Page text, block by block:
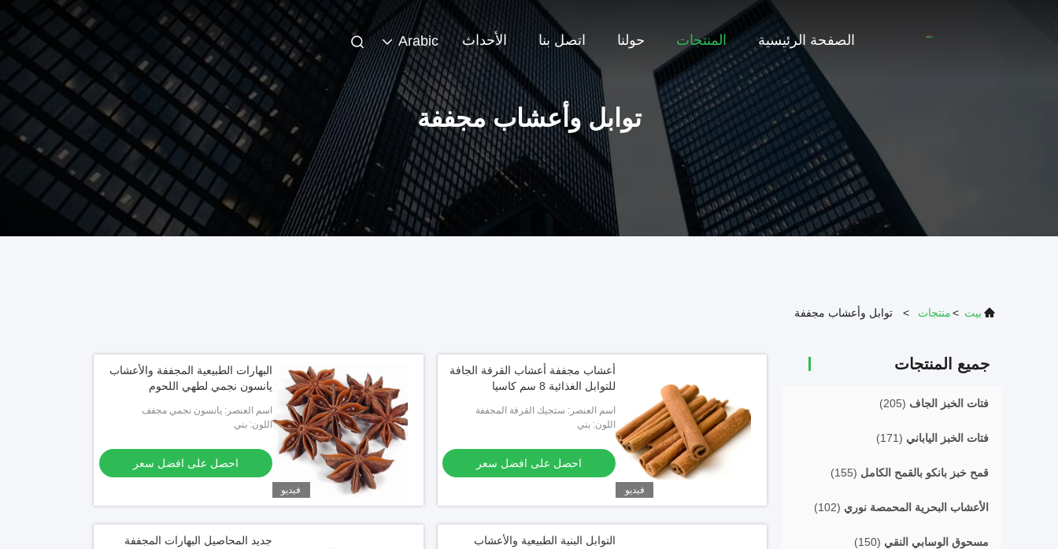
الصفحة الرئيسية المنتجات حولنا اتصل بنا الأحداث Arabic
توابل وأعشاب مجففة
بيت >منتجات > توابل وأعشاب مجففة
جميع المنتجات
فتات الخبز الجاف (205)
فتات الخبز الياباني (171)
قمح خبز بانكو بالقمح الكامل (155)
الأعشاب البحرية المحمصة نوري (102)
مسحوق الوسابي النقي (150)
فيديو
أعشاب مجففة أعشاب القرفة الجافة
للتوابل الغذائية 8 سم كاسيا
اسم العنصر: ستجيك القرفة المجففة
اللون: بني
احصل على افضل سعر
فيديو
البهارات الطبيعية المجففة والأعشاب
يانسون نجمي لطهي اللحوم
اسم العنصر: يانسون نجمي مجفف
اللون: بني
احصل على افضل سعر
التوابل البنية الطبيعية والأعشاب
جديد المحاصيل البهارات المجففة